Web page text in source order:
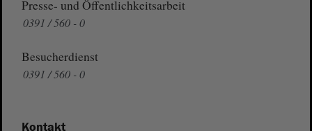
Presse- und Öffentlichkeitsarbeit
0391 / 560 - 0
Besucherdienst
0391 / 560 - 0
Kontakt